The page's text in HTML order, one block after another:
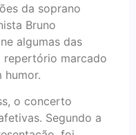
da soprano
Bruno
algumas das
repertório marcado
humor.
o concerto
Segundo a